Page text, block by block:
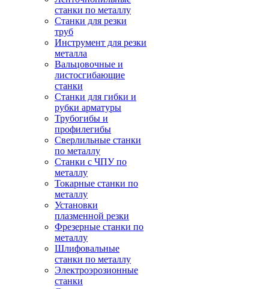
станки по металлу
Станки для резки
труб
Инструмент для резки
металла
Вальцовочные и
листосгибающие
станки
Станки для гибки и
рубки арматуры
Трубогибы и
профилегибы
Сверлильные станки
по металлу
Станки с ЧПУ по
металлу
Токарные станки по
металлу
Установки
плазменной резки
Фрезерные станки по
металлу
Шлифовальные
станки по металлу
Электроэрозионные
станки